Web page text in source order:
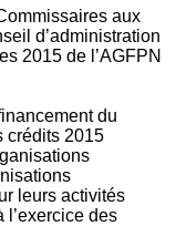
aux
d’administration
2015 de l’AGFPN
du
crédits 2015
leurs activités
l’exercice des